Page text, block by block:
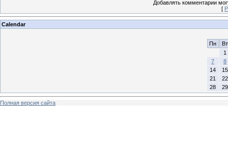
Добавлять комментарии
[
Calendar
Пн
Вт
1
7
8
14
15
21
22
28
29
Полная версия сайта